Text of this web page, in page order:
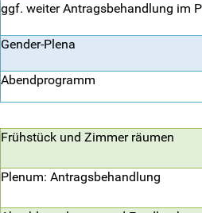
ggf. weiter Antragsbehandlung im
Gender-Plena
Abendprogramm
Frühstück und Zimmer räumen
Plenum: Antragsbehandlung